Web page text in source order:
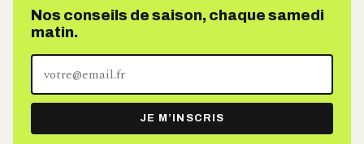
Nos conseils de saison, chaque samedi
matin.
adresse
e-
mail
JE M’INSCRIS